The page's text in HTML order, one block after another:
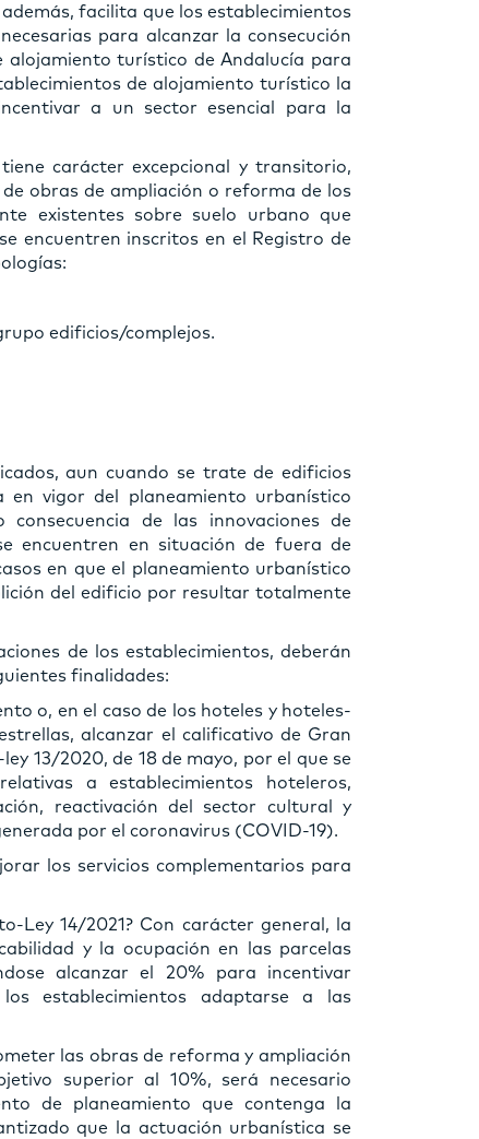
facilita que los establecimientos
para alcanzar la consecución
turístico de Andalucía para
de alojamiento turístico la
a un sector esencial para la
carácter excepcional y transitorio,
obras de ampliación o reforma de los
existentes sobre suelo urbano que
encuentren inscritos en el Registro de
edificios/complejos.
aun cuando se trate de edificios
vigor del planeamiento urbanístico
de las innovaciones de
encuentren en situación de fuera de
en que el planeamiento urbanístico
del edificio por resultar totalmente
de los establecimientos, deberán
finalidades:
o, en el caso de los hoteles y hoteles-
alcanzar el calificativo de Gran
13/2020, de 18 de mayo, por el que se
a establecimientos hoteleros,
reactivación del sector cultural y
por el coronavirus (COVID-19).
los servicios complementarios para
Ley 14/2021? Con carácter general, la
y la ocupación en las parcelas
alcanzar el 20% para incentivar
establecimientos adaptarse a las
las obras de reforma y ampliación
superior al 10%, será necesario
de planeamiento que contenga la
que la actuación urbanística se